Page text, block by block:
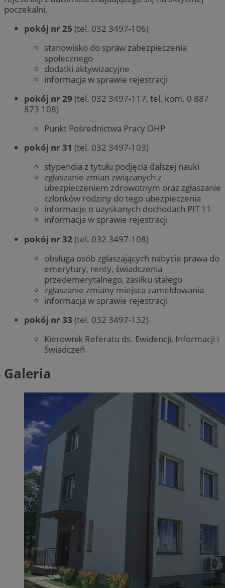
poczekalni.
pokój nr 25 (tel. 032 3497-106)
stanowisko do spraw zabezpieczenia
społecznego
dodatki aktywizacyjne
informacja w sprawie rejestracji
pokój nr 29 (tel. 032 3497-117, tel. kom. 0 887
873 108)
Punkt Pośrednictwa Pracy OHP
pokój nr 31 (tel. 032 3497-103)
stypendia z tytułu podjęcia dalszej nauki
zgłaszanie zmian związanych z
ubezpieczeniem zdrowotnym oraz zgłaszanie
członków rodziny do tego ubezpieczenia
informacje o uzyskanych dochodach PIT 11
informacja w sprawie rejestracji
pokój nr 32 (tel. 032 3497-108)
obsługa osób zgłaszających nabycie prawa do
emerytury, renty, świadczenia
przedemerytalnego, zasiłku stałego
zgłaszanie zmiany miejsca zameldowania
informacja w sprawie rejestracji
pokój nr 33 (tel. 032 3497-132)
Kierownik Referatu ds. Ewidencji, Informacji i
Świadczeń
Galeria